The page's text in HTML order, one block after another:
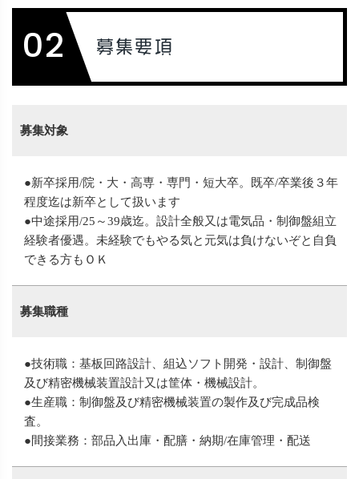
02 募集要項
募集対象
●新卒採用/院・大・高専・専門・短大卒。既卒/卒業後３年
程度迄は新卒として扱います
●中途採用/25～39歳迄。設計全般又は電気品・制御盤組立
経験者優遇。未経験でもやる気と元気は負けないぞと自負
できる方もＯＫ
募集職種
●技術職：基板回路設計、組込ソフト開発・設計、制御盤
及び精密機械装置設計又は筐体・機械設計。
●生産職：制御盤及び精密機械装置の製作及び完成品検
査。
●間接業務：部品入出庫・配膳・納期/在庫管理・配送